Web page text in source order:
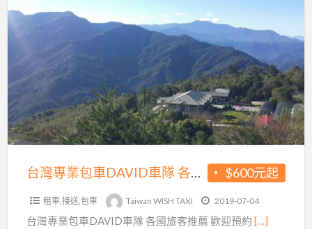
野
柳
車
旅
遊
灣
專
車
DAVID
車
隊
$600元起
台灣專業包車DAVID車隊 各國旅客推薦
租車,接送,包車 Taiwan WISH TAXI 2019-07-04
台灣專業包車DAVID車隊 各國旅客推薦 歡迎預約 […]